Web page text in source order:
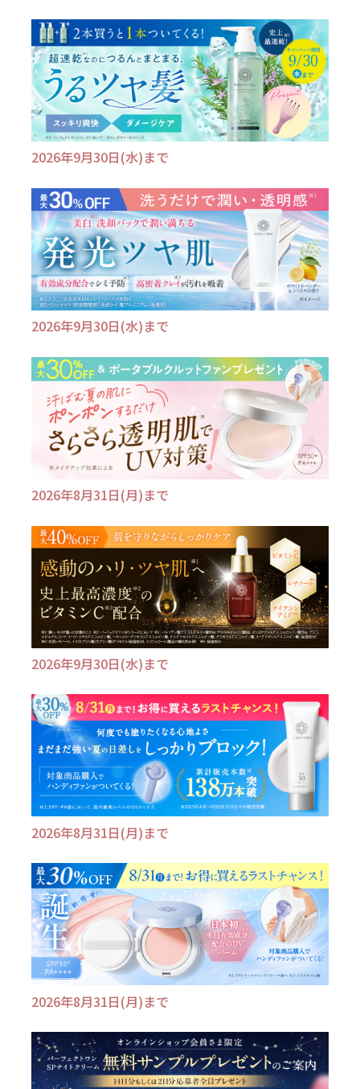
2026年9月30日(水)まで
2026年9月30日(水)まで
2026年8月31日(月)まで
2026年9月30日(水)まで
2026年8月31日(月)まで
2026年8月31日(月)まで